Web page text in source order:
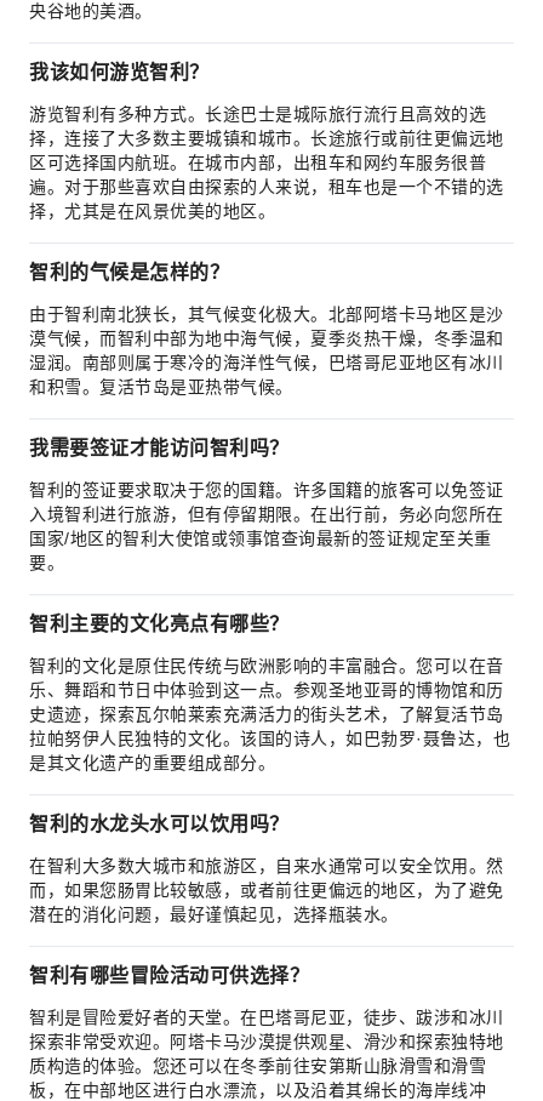
央谷地的美酒。
我该如何游览智利？
游览智利有多种方式。长途巴士是城际旅行流行且高效的选
择，连接了大多数主要城镇和城市。长途旅行或前往更偏远地
区可选择国内航班。在城市内部，出租车和网约车服务很普
遍。对于那些喜欢自由探索的人来说，租车也是一个不错的选
择，尤其是在风景优美的地区。
智利的气候是怎样的？
由于智利南北狭长，其气候变化极大。北部阿塔卡马地区是沙
漠气候，而智利中部为地中海气候，夏季炎热干燥，冬季温和
湿润。南部则属于寒冷的海洋性气候，巴塔哥尼亚地区有冰川
和积雪。复活节岛是亚热带气候。
我需要签证才能访问智利吗？
智利的签证要求取决于您的国籍。许多国籍的旅客可以免签证
入境智利进行旅游，但有停留期限。在出行前，务必向您所在
国家/地区的智利大使馆或领事馆查询最新的签证规定至关重
要。
智利主要的文化亮点有哪些？
智利的文化是原住民传统与欧洲影响的丰富融合。您可以在音
乐、舞蹈和节日中体验到这一点。参观圣地亚哥的博物馆和历
史遗迹，探索瓦尔帕莱索充满活力的街头艺术，了解复活节岛
拉帕努伊人民独特的文化。该国的诗人，如巴勃罗·聂鲁达，也
是其文化遗产的重要组成部分。
智利的水龙头水可以饮用吗？
在智利大多数大城市和旅游区，自来水通常可以安全饮用。然
而，如果您肠胃比较敏感，或者前往更偏远的地区，为了避免
潜在的消化问题，最好谨慎起见，选择瓶装水。
智利有哪些冒险活动可供选择？
智利是冒险爱好者的天堂。在巴塔哥尼亚，徒步、跋涉和冰川
探索非常受欢迎。阿塔卡马沙漠提供观星、滑沙和探索独特地
质构造的体验。您还可以在冬季前往安第斯山脉滑雪和滑雪
板，在中部地区进行白水漂流，以及沿着其绵长的海岸线冲